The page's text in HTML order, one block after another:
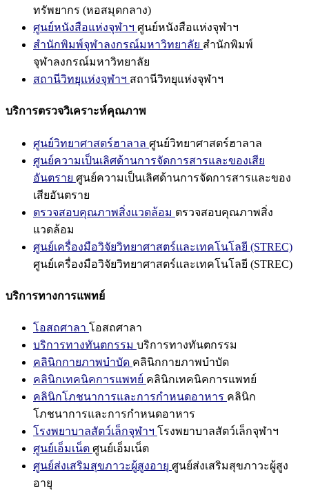
ทรัพยากร (หอสมุดกลาง)
ศูนย์หนังสือแห่งจุฬาฯ ศูนย์หนังสือแห่งจุฬาฯ
สำนักพิมพ์จุฬาลงกรณ์มหาวิทยาลัย สำนักพิมพ์
จุฬาลงกรณ์มหาวิทยาลัย
สถานีวิทยุแห่งจุฬาฯ สถานีวิทยุแห่งจุฬาฯ
บริการตรวจวิเคราะห์คุณภาพ
ศูนย์วิทยาศาสตร์ฮาลาล ศูนย์วิทยาศาสตร์ฮาลาล
ศูนย์ความเป็นเลิศด้านการจัดการสารและของเสีย
อันตราย ศูนย์ความเป็นเลิศด้านการจัดการสารและของ
เสียอันตราย
ตรวจสอบคุณภาพสิ่งแวดล้อม ตรวจสอบคุณภาพสิ่ง
แวดล้อม
ศูนย์เครื่องมือวิจัยวิทยาศาสตร์และเทคโนโลยี (STREC)
ศูนย์เครื่องมือวิจัยวิทยาศาสตร์และเทคโนโลยี (STREC)
บริการทางการแพทย์
โอสถศาลา โอสถศาลา
บริการทางทันตกรรม บริการทางทันตกรรม
คลินิกกายภาพบำบัด คลินิกกายภาพบำบัด
คลินิกเทคนิคการแพทย์ คลินิกเทคนิคการแพทย์
คลินิกโภชนาการและการกำหนดอาหาร คลินิก
โภชนาการและการกำหนดอาหาร
โรงพยาบาลสัตว์เล็กจุฬาฯ โรงพยาบาลสัตว์เล็กจุฬาฯ
ศูนย์เอ็มเน็ต ศูนย์เอ็มเน็ต
ศูนย์ส่งเสริมสุขภาวะผู้สูงอายุ ศูนย์ส่งเสริมสุขภาวะผู้สูง
อายุ